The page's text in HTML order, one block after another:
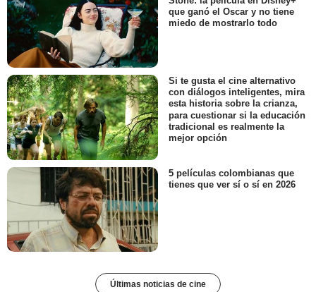
que ganó el Oscar y no tiene
miedo de mostrarlo todo
Si te gusta el cine alternativo
con diálogos inteligentes, mira
esta historia sobre la crianza,
para cuestionar si la educación
tradicional es realmente la
mejor opción
5 películas colombianas que
tienes que ver sí o sí en 2026
Últimas noticias de cine